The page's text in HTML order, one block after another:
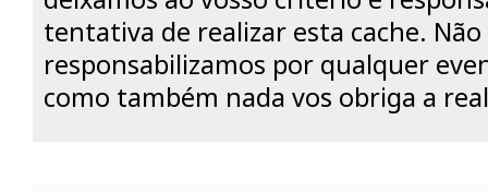
tentativa de realizar esta cache. Não
responsabilizamos por qualquer
como também nada vos obriga a